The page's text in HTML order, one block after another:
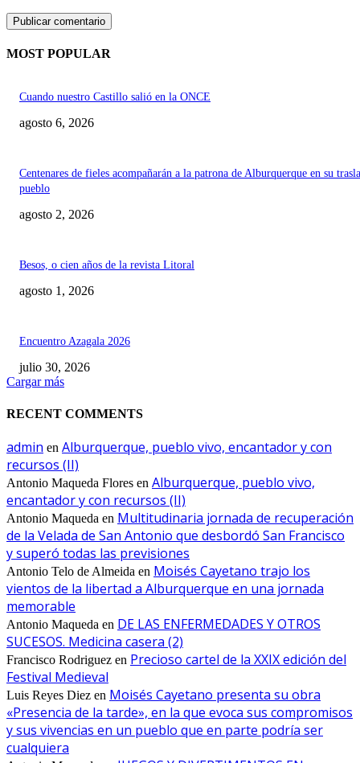
MOST POPULAR
Cuando nuestro Castillo salió en la ONCE
agosto 6, 2026
Centenares de fieles acompañarán a la patrona de Alburquerque en su
pueblo
agosto 2, 2026
Besos, o cien años de la revista Litoral
agosto 1, 2026
Encuentro Azagala 2026
julio 30, 2026
Cargar más
RECENT COMMENTS
admin en Alburquerque, pueblo vivo, encantador y con
recursos (II)
Antonio Maqueda Flores en Alburquerque, pueblo vivo,
encantador y con recursos (II)
Antonio Maqueda en Multitudinaria jornada de recuperación
de la Velada de San Antonio que desbordó San Francisco
y superó todas las previsiones
Antonio Telo de Almeida en Moisés Cayetano trajo los
vientos de la libertad a Alburquerque en una jornada
memorable
Antonio Maqueda en DE LAS ENFERMEDADES Y OTROS
SUCESOS. Medicina casera (2)
Francisco Rodriguez en Precioso cartel de la XXIX edición del
Festival Medieval
Luis Reyes Diez en Moisés Cayetano presenta su obra
«Presencia de la tarde», en la que evoca sus compromisos
y sus vivencias en un pueblo que en parte podría ser
cualquiera